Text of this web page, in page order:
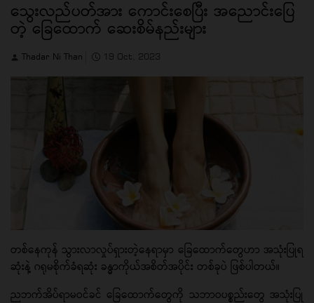
သွေးလည်ပတ်အား ကောင်းစေပြီး အညောင်းပြေ
တဲ့ ခြေထောက် ဆေးစိမ်နည်းများ
Thadar Ni Than 19 Oct, 2023
တစ်နေကုန် သွားလာလှုပ်ရှားတဲ့နေရာမှာ ခြေထောက်တွေဟာ အသုံးပြုရ
ဆုံးနဲ့ ဂရုမစိုက်ခံရဆုံး ခန္ဓာကိုယ်အစိတ်အပိုင်း တစ်ခုပဲ ဖြစ်ပါတယ်။
ညဘက်အိပ်ရာမဝင်ခင် ခြေထောက်တွေကို သဘာဝပစ္စည်းတွေ အသုံးပြု